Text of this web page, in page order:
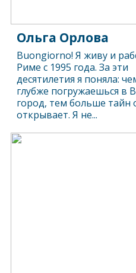
Ольга Орлова
Buongiorno! Я живу и
Риме с 1995 года. За эти
десятилетия я поняла:
глубже погружаешься в
город, тем больше тайн
открывает. Я не...